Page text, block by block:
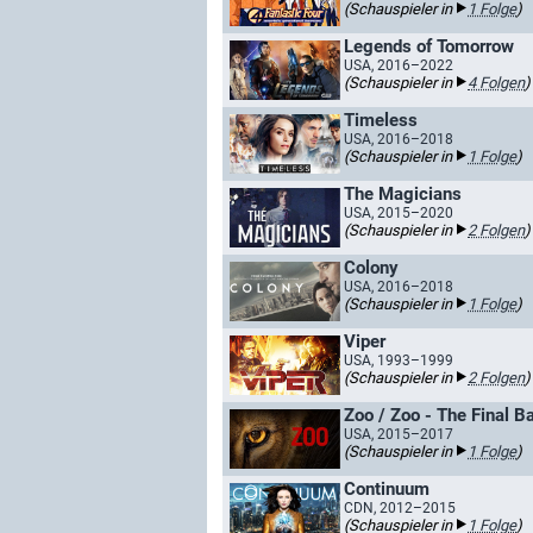
(Schauspieler in 1 Folge)
Legends of Tomorrow
USA, 2016–2022
(Schauspieler in 4 Folgen)
Timeless
USA, 2016–2018
(Schauspieler in 1 Folge)
The Magicians
USA, 2015–2020
(Schauspieler in 2 Folgen)
Colony
USA, 2016–2018
(Schauspieler in 1 Folge)
Viper
USA, 1993–1999
(Schauspieler in 2 Folgen)
Zoo / Zoo - The Final
USA, 2015–2017
(Schauspieler in 1 Folge)
Continuum
CDN, 2012–2015
(Schauspieler in 1 Folge)